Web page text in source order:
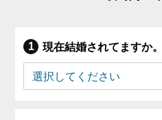
現在結婚されてますか。